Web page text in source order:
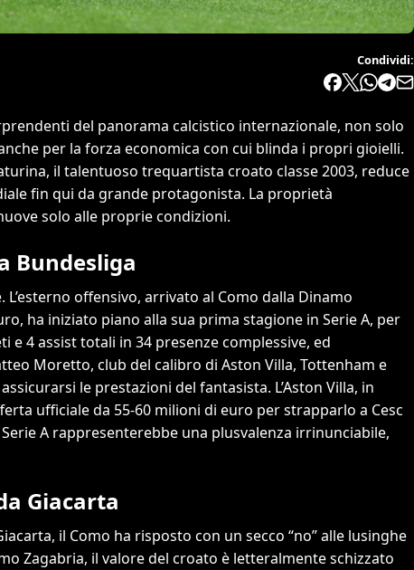
Condividi:
del panorama calcistico internazionale, non solo
per la forza economica con cui blinda i propri gioielli.
il talentuoso trequartista croato classe 2003, reduce
fin qui da grande protagonista. La proprietà
solo alle proprie condizioni.
Bundesliga
offensivo, arrivato al Como dalla Dinamo
ha iniziato piano alla sua prima stagione in Serie A, per
4 assist totali in 34 presenze complessive, ed
Moretto, club del calibro di Aston Villa, Tottenham e
le prestazioni del fantasista. L’Aston Villa, in
ufficiale da 55-60 milioni di euro per strapparlo a Cesc
A rappresenterebbe una plusvalenza irrinunciabile,
Giacarta
il Como ha risposto con un secco “no” alle lusinghe
Zagabria, il valore del croato è letteralmente schizzato